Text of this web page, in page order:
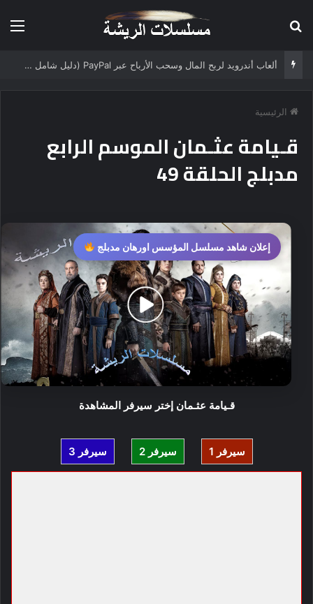
ألعاب أندرويد لربح المال وسحب الأرباح عبر PayPal (دليل شامل 2025)
الرئيسية
قـيامة عثـمان الموسم الرابع
مدبلج الحلقة 49
إعلان شاهد مسلسل المؤسس اورهان مدبلج
قـيامة عثـمان إختر سيرفر المشاهدة
سيرفر 1 سيرفر 2 سيرفر 3